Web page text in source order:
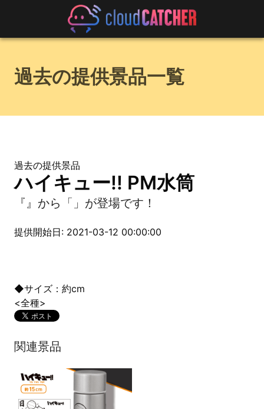
過去の提供景品一覧
過去の提供景品
ハイキュー!! PM水筒
『』から「」が登場です！
提供開始日: 2021-03-12 00:00:00
◆サイズ：約cm
<全種>
関連景品